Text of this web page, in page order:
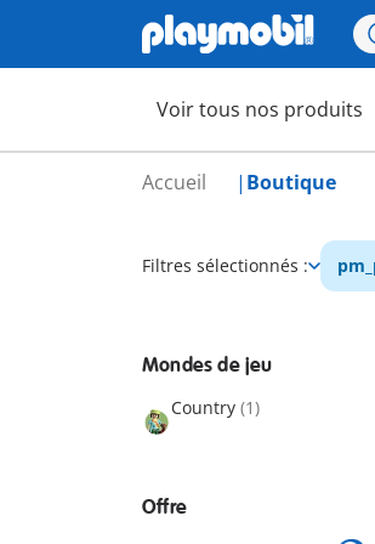
Voir tous nos produits
Accueil Boutique
Filtres sélectionnés :
Mondes de jeu
Country (1)
Offre